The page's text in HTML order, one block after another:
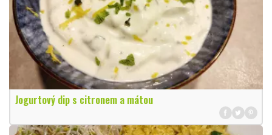
Jogurtový dip s citronem a mátou